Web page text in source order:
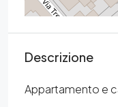
Descrizione
Appartamento e